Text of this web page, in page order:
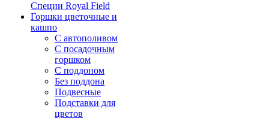
Специи Royal Field
Горшки цветочные и
кашпо
С автополивом
С посадочным
горшком
С поддоном
Без поддона
Подвесные
Подставки для
цветов